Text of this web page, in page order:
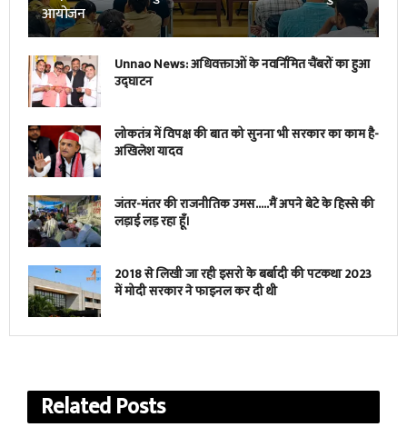
आयोजन
Unnao News: अधिवक्ताओं के नवर्निमित चैंबरों का हुआ
उद्घाटन
लोकतंत्र में विपक्ष की बात को सुनना भी सरकार का काम है-
अखिलेश यादव
जंतर-मंतर की राजनीतिक उमस…..मैं अपने बेटे के हिस्से की
लड़ाई लड़ रहा हूँ।
2018 से लिखी जा रही इसरो के बर्बादी की पटकथा 2023
में मोदी सरकार ने फाइनल कर दी थी
RelatedPosts